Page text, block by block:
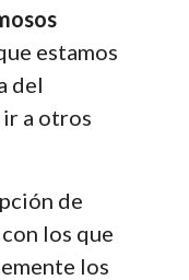
estamos
del
ir a otros
de
los que
los